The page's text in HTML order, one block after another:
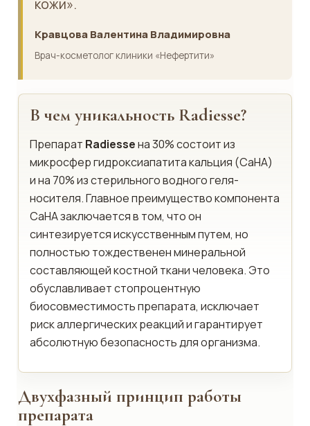
кожи».
Кравцова Валентина Владимировна
Врач-косметолог клиники «Нефертити»
В чем уникальность Radiesse?
Препарат Radiesseна 30% состоит из
микросфер гидроксиапатита кальция (СаНА)
и на 70% из стерильного водного геля-
носителя. Главное преимущество компонента
СаНА заключается в том, что он
синтезируется искусственным путем, но
полностью тождественен минеральной
составляющей костной ткани человека. Это
обуславливает стопроцентную
биосовместимость препарата, исключает
риск аллергических реакций и гарантирует
абсолютную безопасность для организма.
Двухфазный принцип работы
препарата